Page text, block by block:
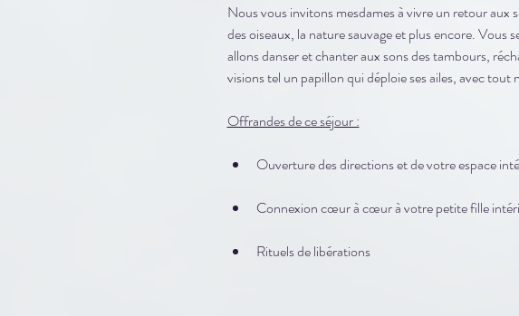
Nous vous invitons mesdames à vivre un retour
des oiseaux, la nature sauvage et plus encore. Vous
allons danser et chanter aux sons des tambours,
visions tel un papillon qui déploie ses ailes, avec
Offrandes de ce séjour :
Ouverture des directions et de votre espace
Connexion cœur à cœur à votre petite fille
Rituels de libérations